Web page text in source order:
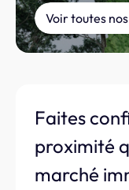
Voir toutes
Faites
proximité
marché